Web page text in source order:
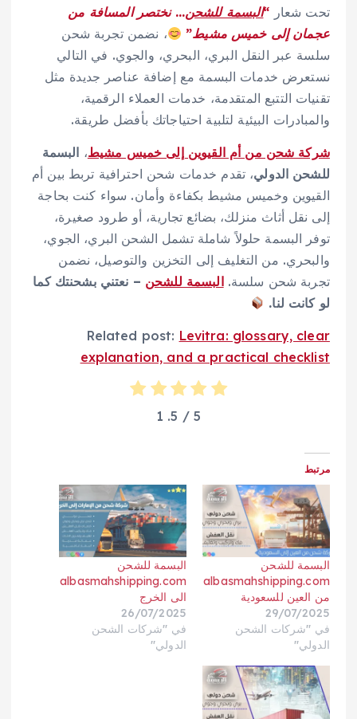
تحت شعار “البسمة للشحن… نختصر المسافة من
عجمان إلى خميس مشيط”
، نضمن تجربة شحن
سلسة عبر النقل البري، البحري، والجوي. في التالي
نستعرض خدمات البسمة مع إضافة عناصر جديدة مثل
تقنيات التتبع المتقدمة، خدمات العملاء الرقمية،
والمبادرات البيئية لتلبية احتياجاتك بأفضل طريقة.
شركة شحن من أم القيوين إلى خميس مشيط، البسمة
للشحن الدولي، تقدم خدمات شحن احترافية تربط بين أم
القيوين وخميس مشيط بكفاءة وأمان. سواء كنت بحاجة
إلى نقل أثاث منزلك، بضائع تجارية، أو طرود صغيرة،
توفر البسمة حلولاً شاملة تشمل الشحن البري، الجوي،
والبحري. من التغليف إلى التخزين والتوصيل، نضمن
تجربة شحن سلسة.البسمة للشحن – نعتني بشحنتك كما
لو كانت لنا.
Related post: Levitra: glossary, clear
explanation, and a practical checklist
5
/ 5.
1
مرتبط
البسمة للشحن
albasmahshipping.com
من العين للسعودية
29/07/2025
في "شركات الشحن
الدولي"
البسمة للشحن
albasmahshipping.com
الى الخرج
26/07/2025
في "شركات الشحن
الدولي"